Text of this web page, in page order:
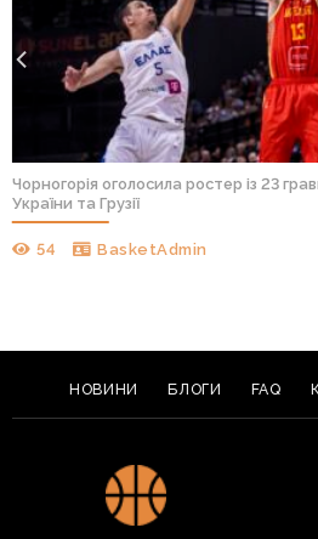
Чорногорія оголосила ростер із 23
України та Грузії
54 BasketAdmin
НОВИНИ БЛОГИ FAQ